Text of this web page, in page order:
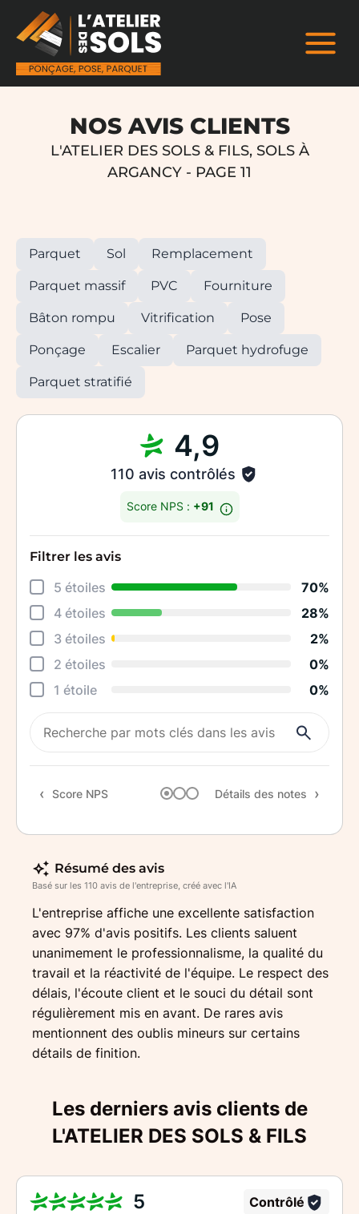
L'ATELIER DES SOLS & FILS, SOLS À
ARGANCY - PAGE 11
NOS AVIS CLIENTS
Parquet Sol Remplacement
Parquet massif PVC Fourniture
Bâton rompu Vitrification Pose
Ponçage Escalier Parquet hydrofuge
Parquet stratifié
4,9
110 avis contrôlés
Score NPS : +91
Filtrer les avis
5 étoiles
70%
4 étoiles
28%
3 étoiles
2%
2 étoiles
0%
1 étoile
0%
Score NPS Détails des notes
Résumé des avis
Basé sur les 110 avis de l'entreprise, créé avec l'IA
L'entreprise affiche une excellente satisfaction
avec 97% d'avis positifs. Les clients saluent
unanimement le professionnalisme, la qualité du
travail et la réactivité de l'équipe. Le respect des
délais, l'écoute client et le souci du détail sont
régulièrement mis en avant. De rares avis
mentionnent des oublis mineurs sur certains
détails de finition.
Les derniers avis clients de
L'ATELIER DES SOLS & FILS
5 Contrôlé